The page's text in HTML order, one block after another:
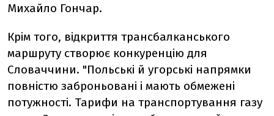
Михайло Гончар.
Крім того, відкриття трансбалканського
маршруту створює конкуренцію для
Словаччини. "Польські й угорські напрямки
повністю заброньовані і мають обмежені
потужності. Тарифи на транспортування газу